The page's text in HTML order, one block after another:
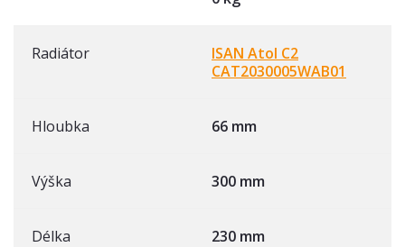
Radiátor
ISAN Atol C2
CAT2030005WAB01
Hloubka 66 mm
Výška 300 mm
Délka 230 mm